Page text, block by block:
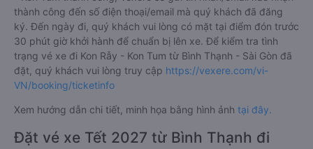
thành công đến số điện thoại/email mà quý khách đã đăng
ký. Đến ngày đi, quý khách vui lòng có mặt tại điểm đón trước
30 phút giờ khởi hành để chuẩn bị lên xe. Để kiểm tra tình
trạng vé xe đi Kon Rẫy - Kon Tum từ Bình Thạnh - Sài Gòn đã
đặt, quý khách vui lòng truy cập https://vexere.com/vi-
VN/booking/ticketinfo
Xem hướng dẫn chi tiết, minh họa bằng hình ảnh tại đây.
Đặt vé xe Tết 2027 từ Bình Thạnh đi